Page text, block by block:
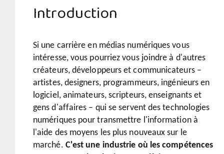
Introduction
Si une carrière en médias numériques vous
intéresse, vous pourriez vous joindre à d'autres
créateurs, développeurs et communicateurs –
artistes, designers, programmeurs, ingénieurs en
logiciel, animateurs, scripteurs, enseignants et
gens d'affaires – qui se servent des technologies
numériques pour transmettre l'information à
l'aide des moyens les plus nouveaux sur le
marché. C'est une industrie où les compétences